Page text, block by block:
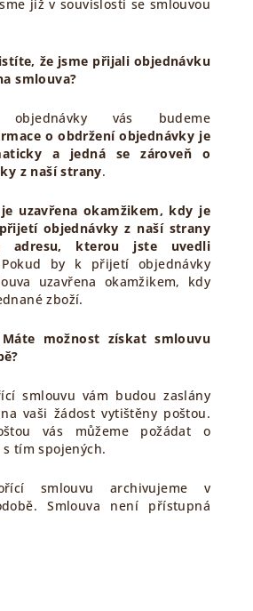
již v souvislosti se smlouvou
že jsme přijali objednávku
smlouva?
vás budeme
o obdržení objednávky je
a jedná se zároveň o
z naší strany.
uzavřena okamžikem, kdy je
objednávky z naší strany
adresu, kterou jste uvedli
by k přijetí objednávky
uzavřena okamžikem, kdy
zboží.
Máte možnost získat smlouvu
smlouvu vám budou zaslány
vaši žádost vytištěny poštou.
vás můžeme požádat o
tím spojených.
smlouvu archivujeme v
Smlouva není přístupná